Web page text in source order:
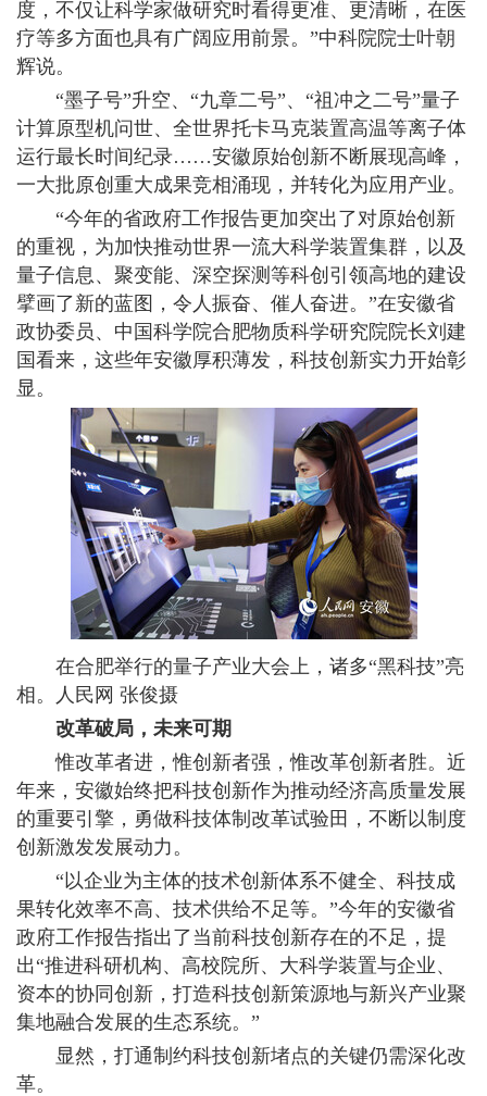
度，不仅让科学家做研究时看得更准、更清晰，在医
疗等多方面也具有广阔应用前景。”中科院院士叶朝
辉说。
“墨子号”升空、“九章二号”、“祖冲之二号”量子
计算原型机问世、全世界托卡马克装置高温等离子体
运行最长时间纪录……安徽原始创新不断展现高峰，
一大批原创重大成果竞相涌现，并转化为应用产业。
“今年的省政府工作报告更加突出了对原始创新
的重视，为加快推动世界一流大科学装置集群，以及
量子信息、聚变能、深空探测等科创引领高地的建设
擘画了新的蓝图，令人振奋、催人奋进。”在安徽省
政协委员、中国科学院合肥物质科学研究院院长刘建
国看来，这些年安徽厚积薄发，科技创新实力开始彰
显。
在合肥举行的量子产业大会上，诸多“黑科技”亮
相。人民网 张俊摄
改革破局，未来可期
惟改革者进，惟创新者强，惟改革创新者胜。近
年来，安徽始终把科技创新作为推动经济高质量发展
的重要引擎，勇做科技体制改革试验田，不断以制度
创新激发发展动力。
“以企业为主体的技术创新体系不健全、科技成
果转化效率不高、技术供给不足等。”今年的安徽省
政府工作报告指出了当前科技创新存在的不足，提
出“推进科研机构、高校院所、大科学装置与企业、
资本的协同创新，打造科技创新策源地与新兴产业聚
集地融合发展的生态系统。”
显然，打通制约科技创新堵点的关键仍需深化改
革。